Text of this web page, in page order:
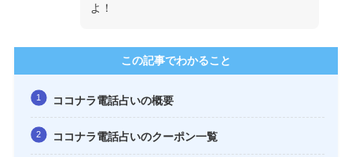
よ！
この記事でわかること
ココナラ電話占いの概要
ココナラ電話占いのクーポン一覧